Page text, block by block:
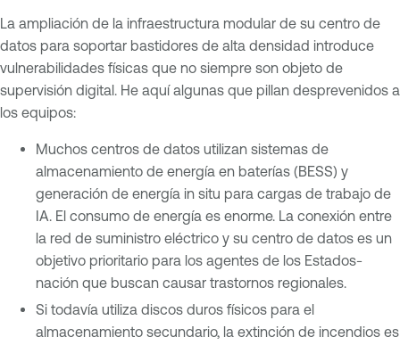
La ampliación de la infraestructura modular de su centro de
datos para soportar bastidores de alta densidad introduce
vulnerabilidades físicas que no siempre son objeto de
supervisión digital. He aquí algunas que pillan desprevenidos a
los equipos:
Muchos centros de datos utilizan sistemas de
almacenamiento de energía en baterías (BESS) y
generación de energía in situ para cargas de trabajo de
IA. El consumo de energía es enorme. La conexión entre
la red de suministro eléctrico y su centro de datos es un
objetivo prioritario para los agentes de los Estados-
nación que buscan causar trastornos regionales.
Si todavía utiliza discos duros físicos para el
almacenamiento secundario, la extinción de incendios es